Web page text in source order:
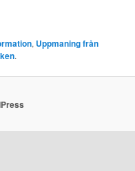
, Uppmaning från
.